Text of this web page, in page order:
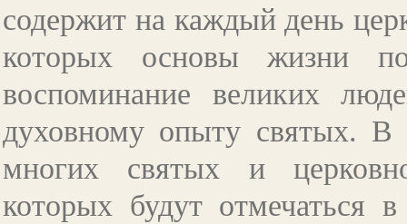
содержит на каждый день
которых основы жизни
воспоминание великих
духовному опыту святых. В
многих святых и
которых будут отмечаться